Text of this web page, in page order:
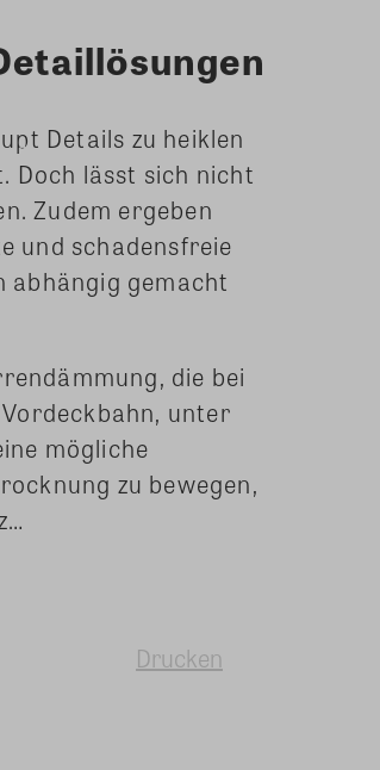
Details zu heiklen
Doch lässt sich nicht
Zudem ergeben
und schadensfreie
abhängig gemacht
die bei
unter
mögliche
zu bewegen,
Drucken